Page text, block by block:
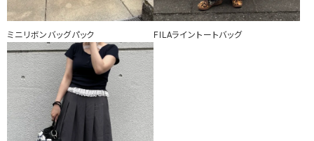
ミニリボンバッグパック FILAライントートバッグ